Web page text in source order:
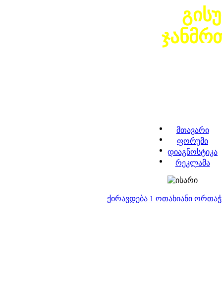
მთავარი
ფორუმი
დიაგნოსტიკა
რეკლამა
ქირავდება 1 ოთახიანი